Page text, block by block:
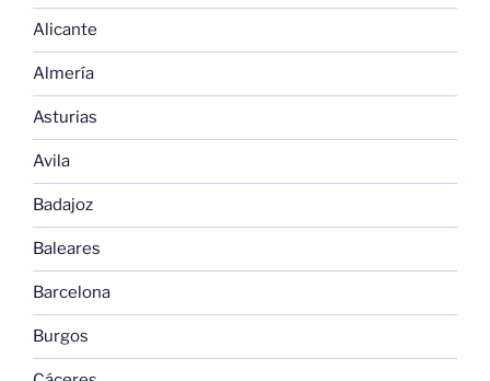
Alicante
Almería
Asturias
Avila
Badajoz
Baleares
Barcelona
Burgos